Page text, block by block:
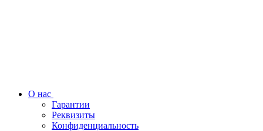
О нас
Гарантии
Реквизиты
Конфиденциальность